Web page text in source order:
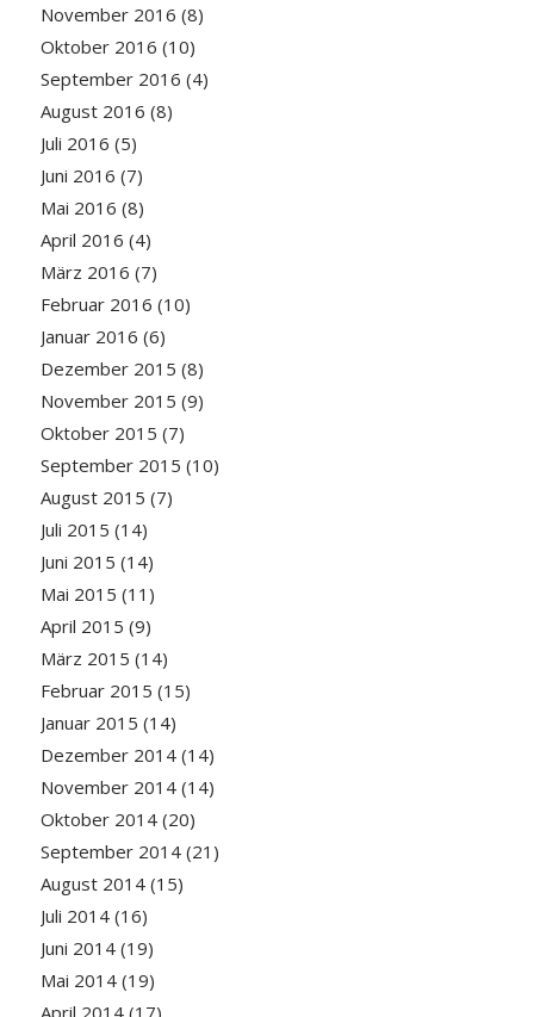
November 2016 (8)
Oktober 2016 (10)
September 2016 (4)
August 2016 (8)
Juli 2016 (5)
Juni 2016 (7)
Mai 2016 (8)
April 2016 (4)
März 2016 (7)
Februar 2016 (10)
Januar 2016 (6)
Dezember 2015 (8)
November 2015 (9)
Oktober 2015 (7)
September 2015 (10)
August 2015 (7)
Juli 2015 (14)
Juni 2015 (14)
Mai 2015 (11)
April 2015 (9)
März 2015 (14)
Februar 2015 (15)
Januar 2015 (14)
Dezember 2014(14)
November 2014(14)
Oktober 2014(20)
September 2014(21)
August 2014(15)
Juli 2014(16)
Juni 2014(19)
Mai 2014(19)
April 2014(17)